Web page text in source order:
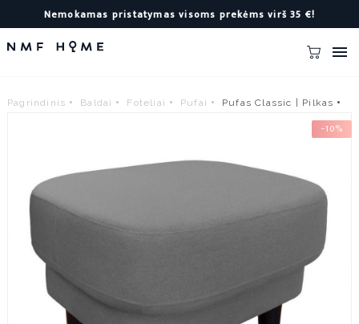
Nemokamas pristatymas visoms prekėms virš 35 €!

Pagrindinis Baldai Foteliai Pufai Pufas Classic | Pilkas
−10%